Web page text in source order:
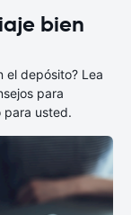
bien
el depósito? Lea
para
para usted.